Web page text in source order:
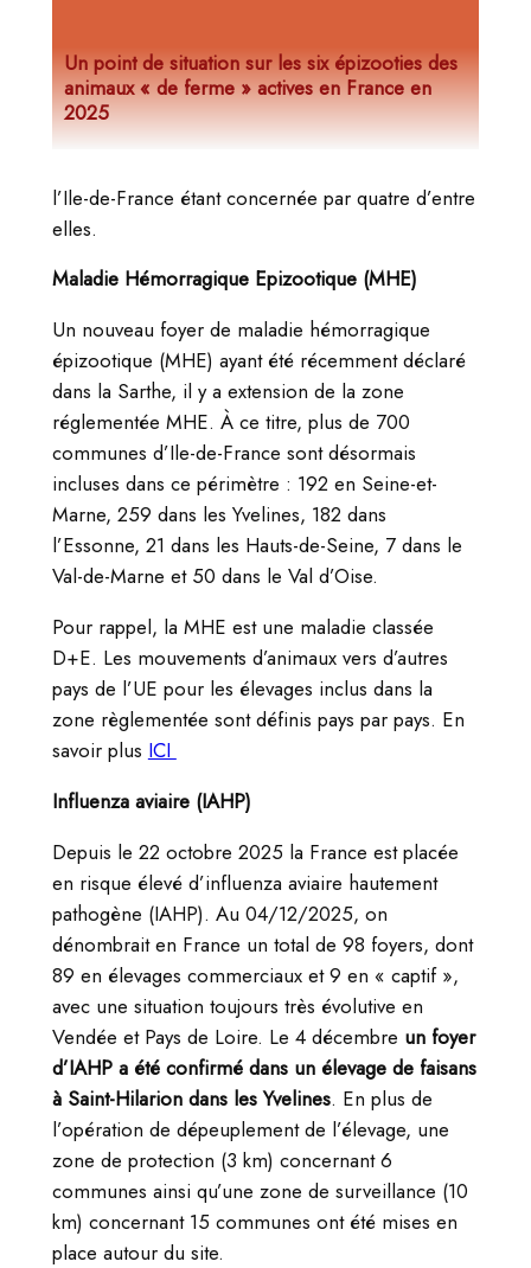
Un point de situation sur les six épizooties des
animaux « de ferme » actives en France en
2025
l’Ile-de-France étant concernée par quatre d’entre
elles.
Maladie Hémorragique Epizootique (MHE)
Un nouveau foyer de maladie hémorragique
épizootique (MHE) ayant été récemment déclaré
dans la Sarthe, il y a extension de la zone
réglementée MHE. À ce titre, plus de 700
communes d’Ile-de-France sont désormais
incluses dans ce périmètre : 192 en Seine-et-
Marne, 259 dans les Yvelines, 182 dans
l’Essonne, 21 dans les Hauts-de-Seine, 7 dans le
Val-de-Marne et 50 dans le Val d’Oise.
Pour rappel, la MHE est une maladie classée
D+E. Les mouvements d’animaux vers d’autres
pays de l’UE pour les élevages inclus dans la
zone règlementée sont définis pays par pays. En
savoir plus ICI
Influenza aviaire (IAHP)
Depuis le 22 octobre 2025 la France est placée
en risque élevé d’influenza aviaire hautement
pathogène (IAHP). Au 04/12/2025, on
dénombrait en France un total de 98 foyers, dont
89 en élevages commerciaux et 9 en « captif »,
avec une situation toujours très évolutive en
Vendée et Pays de Loire. Le 4 décembre un foyer
d’IAHP a été confirmé dans un élevage de faisans
à Saint-Hilarion dans les Yvelines. En plus de
l’opération de dépeuplement de l’élevage, une
zone de protection (3 km) concernant 6
communes ainsi qu’une zone de surveillance (10
km) concernant 15 communes ont été mises en
place autour du site.